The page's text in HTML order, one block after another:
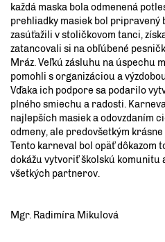
každá maska bola odmenená
prehliadky masiek bol pripravený
zasúťažili v stoličkovom tanci,
zatancovali si na obľúbené
Mráz. Veľkú zásluhu na úspechu
pomohli s organizáciou a
Vďaka ich podpore sa podarilo
plného smiechu a radosti.
najlepších masiek a odovzdaním
odmeny, ale predovšetkým
Tento karneval bol opäť dôkazom
dokážu vytvoriť školskú komunitu
všetkých partnerov.
Mgr. Radimíra Mikulová